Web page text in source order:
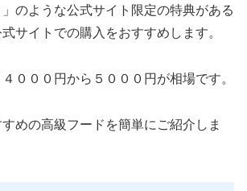
のような公式サイト限定の特典がある
サイトでの購入をおすすめします。
０００円から５０００円が相場です。
めの高級フードを簡単にご紹介しま